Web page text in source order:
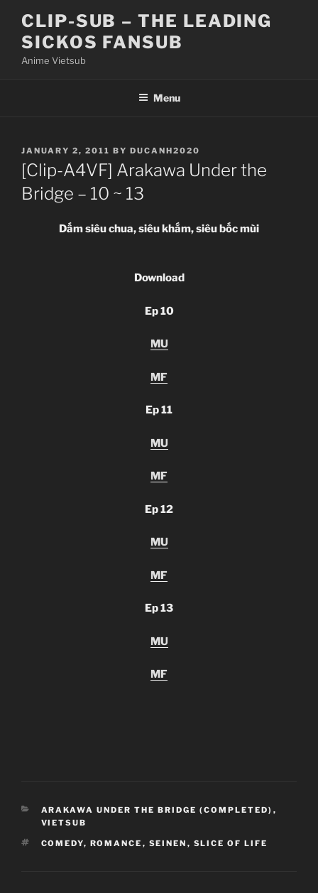
content
CLIP-SUB – THE LEADING
SICKOS FANSUB
Anime Vietsub
Menu
POSTED
ON
JANUARY 2, 2011 BY DUCANH2020
[Clip-A4VF] Arakawa Under the
Bridge – 10 ~ 13
Dấm siêu chua, siêu khắm, siêu bốc mùi
Download
Ep 10
MU
MF
Ep 11
MU
MF
Ep 12
MU
MF
Ep 13
MU
MF
CATEGORIES
ARAKAWA UNDER THE BRIDGE (COMPLETED) ,
VIETSUB
TAGS
COMEDY, ROMANCE , SEINEN , SLICE OF LIFE